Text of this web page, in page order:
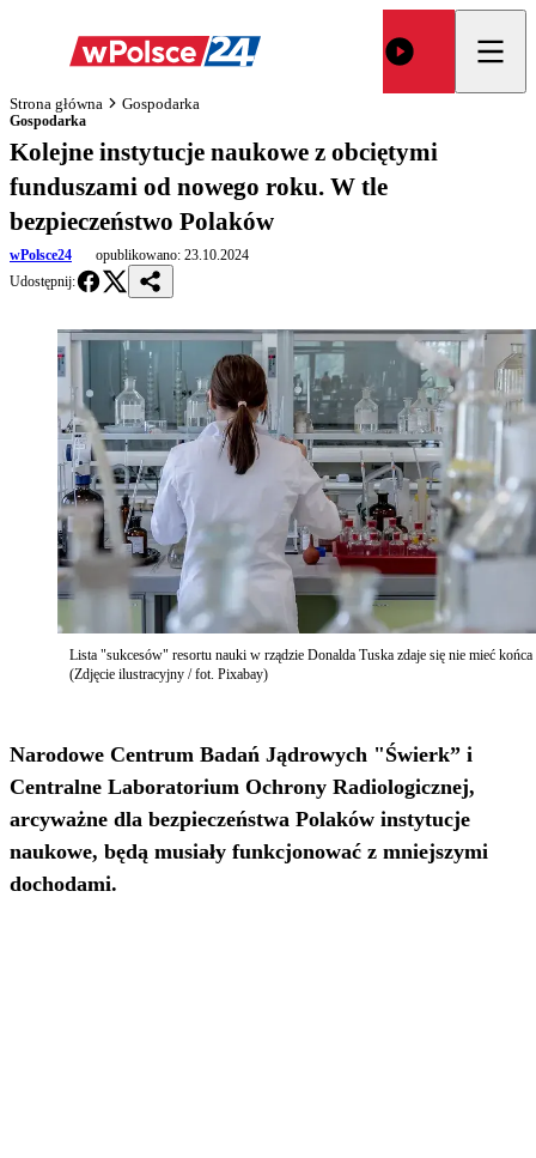
Strona główna Gospodarka
Gospodarka
Kolejne instytucje naukowe z obciętymi
funduszami od nowego roku. W tle
bezpieczeństwo Polaków
wPolsce24 opublikowano: 23.10.2024
Udostępnij:
Lista "sukcesów" resortu nauki w rządzie Donalda Tuska zdaje się nie mieć końca
(Zdjęcie ilustracyjny / fot. Pixabay)
Narodowe Centrum Badań Jądrowych "Świerk” i
Centralne Laboratorium Ochrony Radiologicznej,
arcyważne dla bezpieczeństwa Polaków instytucje
naukowe, będą musiały funkcjonować z mniejszymi
dochodami.